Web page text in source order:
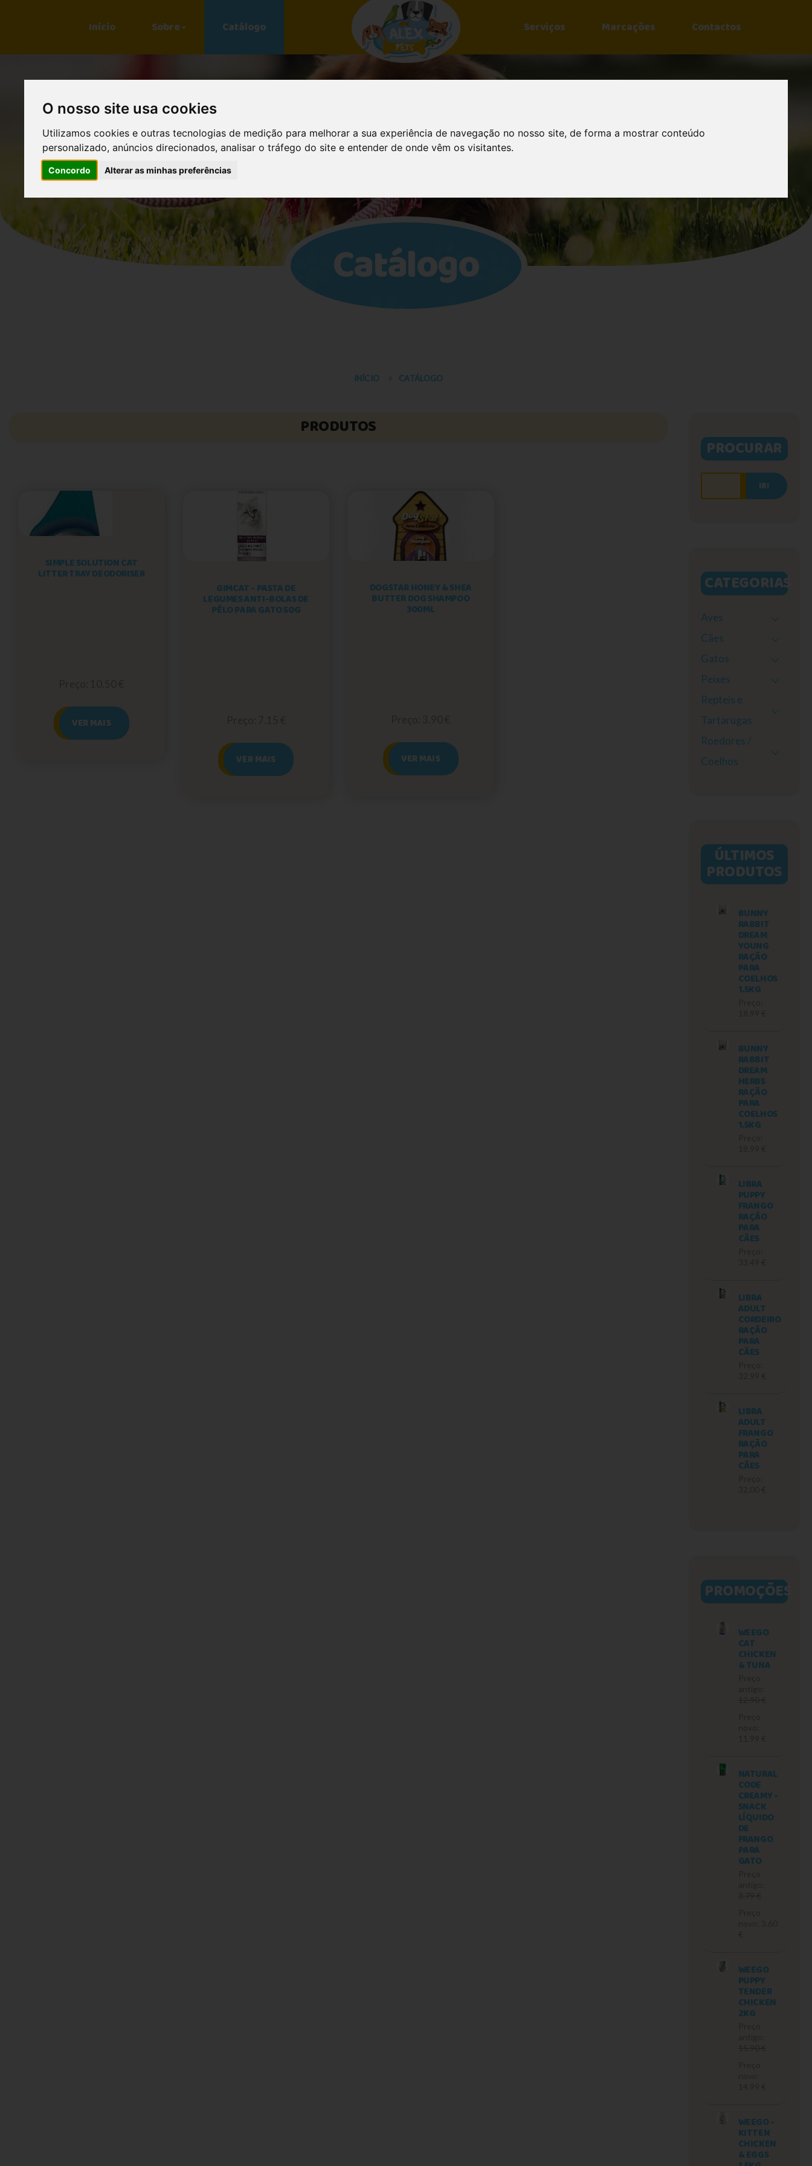
O nosso site usa cookies
Utilizamos cookies e outras tecnologias de medição para melhorar a sua experiência de navegação no nosso site, de forma a mostrar conteúdo
personalizado, anúncios direcionados, analisar o tráfego do site e entender de onde vêm os visitantes.
Concordo Alterar as minhas preferências
Início Sobre Catálogo Serviços Marcações Contactos
Catálogo
INÍCIO CATÁLOGO
PRODUTOS
SIMPLE SOLUTION CAT
LITTER TRAY DEODORISER
VER MAIS
GIMCAT - PASTA DE
LEGUMES ANTI-BOLAS DE
PÊLO PARA GATO 50G
VER MAIS
DOGSTAR HONEY & SHEA
BUTTER DOG SHAMPOO
300ML
VER MAIS
PROCURAR
IR!
CATEGORIAS
Aves
Cães
Gatos
Peixes
Repteis e
Tartarugas
Roedores /
Coelhos
ÚLTIMOS
PRODUTOS
BUNNY
RABBIT
DREAM
YOUNG
RAÇÃO
PARA
COELHOS
1.5KG
BUNNY
RABBIT
DREAM
HERBS
RAÇÃO
PARA
COELHOS
1.5KG
LIBRA
PUPPY
FRANGO
RAÇÃO
PARA
CÃES
LIBRA
ADULT
CORDEIRO
RAÇÃO
PARA
CÃES
LIBRA
ADULT
FRANGO
RAÇÃO
PARA
CÃES
PROMOÇÕES
WEEGO
CAT
CHICKEN
& TUNA
NATURAL
CODE
CREAMY -
SNACK
LÍQUIDO
DE
FRANGO
PARA
GATO
WEEGO
PUPPY
TENDER
CHICKEN
2KG
WEEGO -
KITTEN
CHICKEN
& EGGS